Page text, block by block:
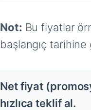
Not: Bu fiyatlar
başlangıç
Net fiyat
hızlıca teklif al.